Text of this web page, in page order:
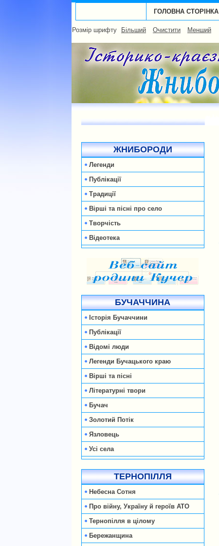
ГОЛОВНА СТОРІНКА
Розмір шрифту Більший Очистити Менший
ЖНИБОРОДИ
Легенди
Публікації
Традиції
Вірші та пісні про село
Творчість
Відеотека
БУЧАЧЧИНА
Історія Бучаччини
Публікації
Відомі люди
Легенди Бучацького краю
Вірші та пісні
Літературні твори
Бучач
Золотий Потік
Язловець
Усі села
ТЕРНОПІЛЛЯ
Небесна Сотня
Про війну, Україну й героїв АТО
Тернопілля в цілому
Бережанщина